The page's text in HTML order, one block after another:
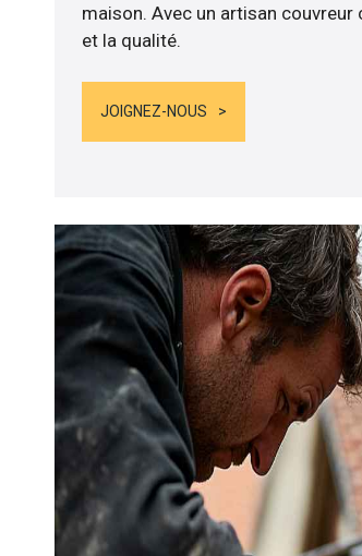
maison. Avec un artisan
et la qualité.
JOIGNEZ-NOUS